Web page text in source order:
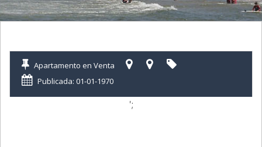
Apartamento en Venta
Publicada: 01-01-1970
';